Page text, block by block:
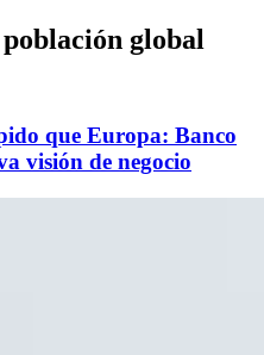
global
que Europa: Banco
visión de negocio